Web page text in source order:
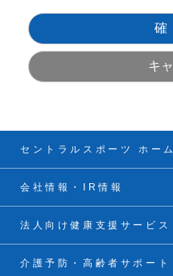
セントラルスポーツ ホーム
会社情報・IR情報
法人向け健康支援サービス
介護予防・高齢者サポート